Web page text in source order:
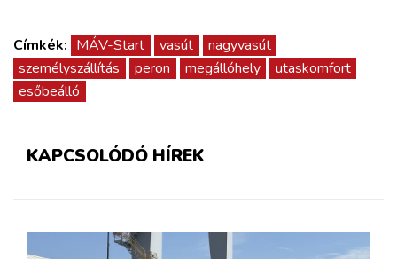
Címkék: MÁV-Start vasút
nagyvasút
személyszállítás
peron megállóhely
utaskomfort
esőbeálló
KAPCSOLÓDÓ HÍREK